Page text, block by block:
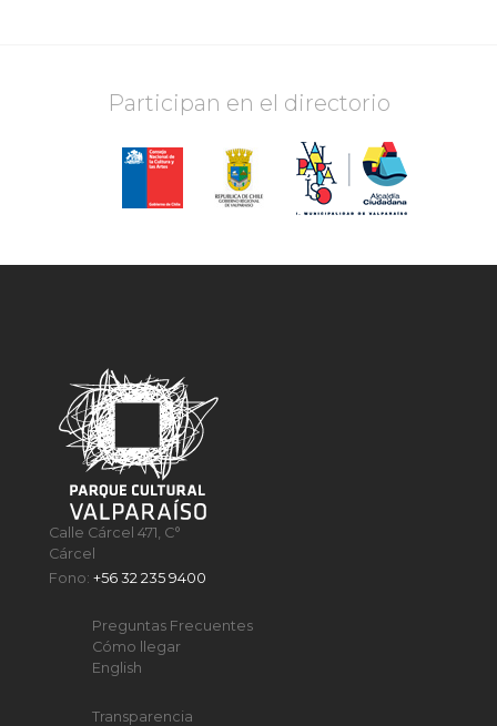
Participan en el directorio
Calle Cárcel 471, C°
Cárcel
Fono:+56 32 235 9400
Preguntas Frecuentes
Cómo llegar
English
Transparencia